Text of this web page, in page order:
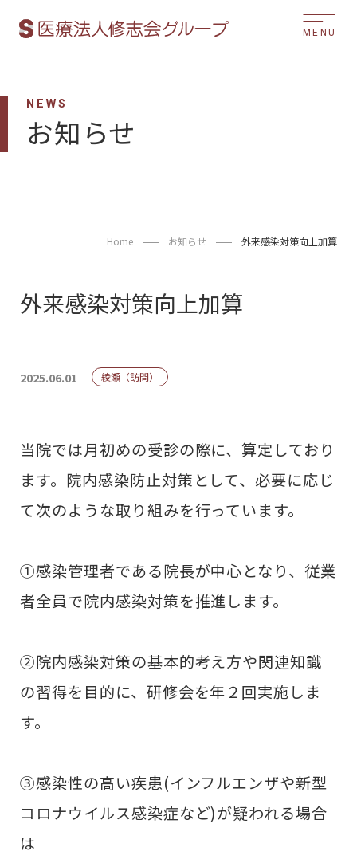
MENU
NEWS
お知らせ
Home お知らせ 外来感染対策向上加算
外来感染対策向上加算
2025.06.01 綾瀬（訪問）
当院では月初めの受診の際に、算定しており
ます。院内感染防止対策として、必要に応じ
て次のような取り組みを行っています。​
①感染管理者である院長が中心となり、従業
者全員で院内感染対策を推進します。
②院内感染対策の基本的考え方や関連知識
の習得を目的に、研修会を年２回実施しま
す。 ​
③感染性の高い疾患(インフルエンザや新型
コロナウイルス感染症など)が疑われる場合
は